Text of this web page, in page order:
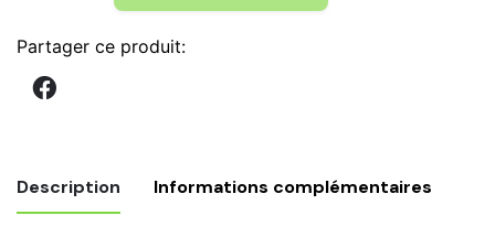
tour
de
wax,
Partager ce produit:
Description Informations complémentaires